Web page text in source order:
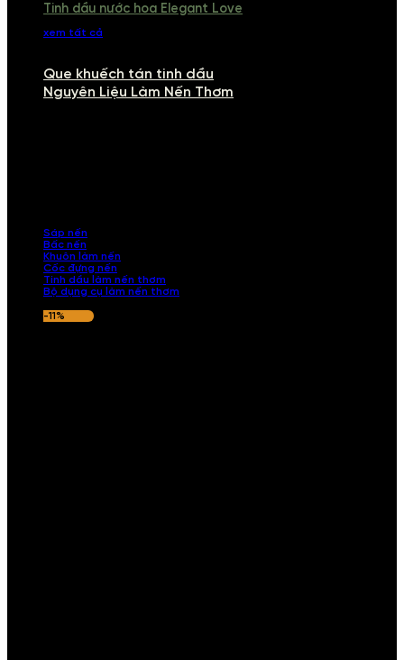
Tinh dầu nước hoa Elegant Love
xem tất cả
Que khuếch tán tinh dầu
Nguyên Liệu Làm Nến Thơm
Sáp nến
Bấc nến
Khuôn làm nến
Cốc đựng nến
Tinh dầu làm nến thơm
Bộ dụng cụ làm nến thơm
-11%